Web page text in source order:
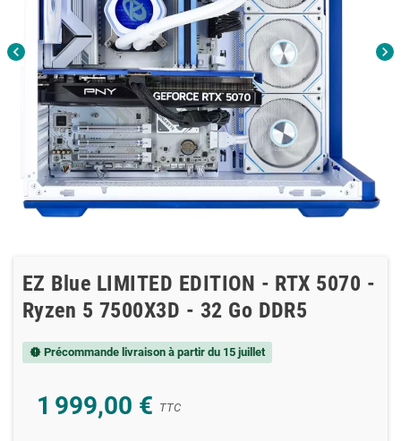
chevron_left chevron_right
EZ Blue LIMITED EDITION - RTX 5070 -
Ryzen 5 7500X3D - 32 Go DDR5
new_releases Précommande livraison à partir du 15 juillet
1 999,00 € TTC